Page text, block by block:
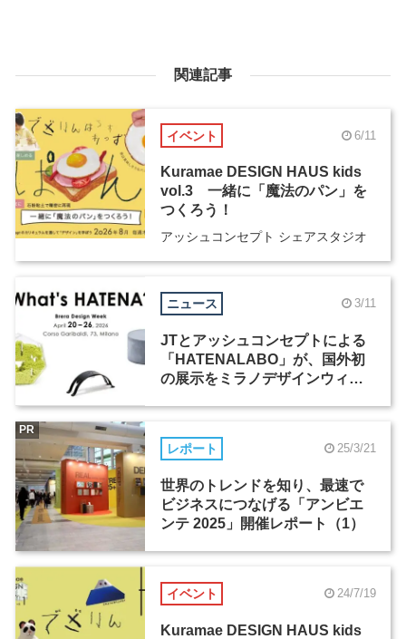
関連記事
イベント 6/11
Kuramae DESIGN HAUS kids
vol.3 一緒に「魔法のパン」を
つくろう！
アッシュコンセプト シェアスタジオ
ニュース 3/11
JTとアッシュコンセプトによる
「HATENALABO」が、国外初
の展示をミラノデザインウィー
レポート 25/3/21
世界のトレンドを知り、最速で
ビジネスにつなげる「アンビエ
ンテ 2025」開催レポート（1）
PR
イベント 24/7/19
Kuramae DESIGN HAUS kids